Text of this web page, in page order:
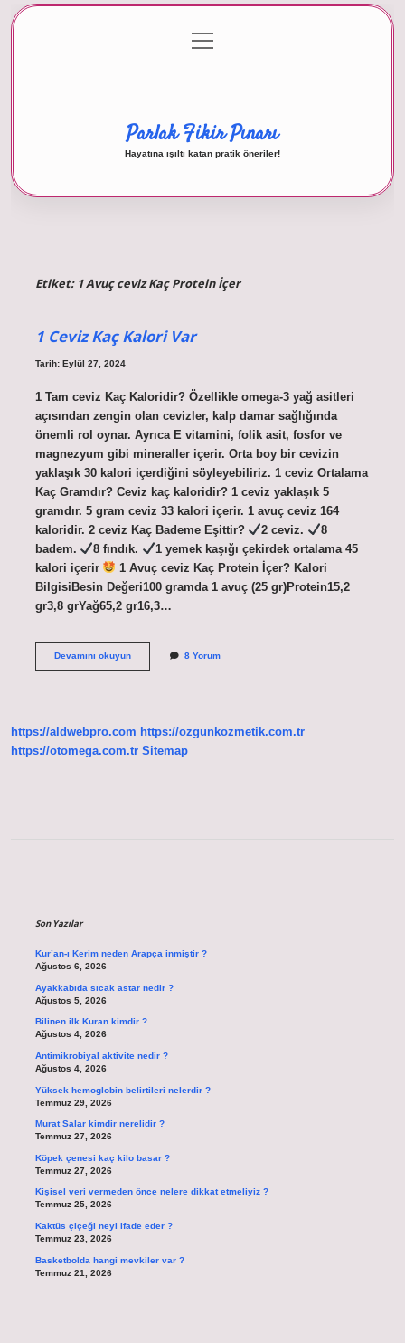
Gizlilik Politikası
menüyü
aç
Parlak Fikir Pınarı
Hayatına ışıltı katan pratik öneriler!
Etiket: 1 Avuç ceviz Kaç Protein İçer
1 Ceviz Kaç Kalori Var
Tarih: Eylül 27, 2024
1 Tam ceviz Kaç Kaloridir? Özellikle omega-3 yağ asitleri
açısından zengin olan cevizler, kalp damar sağlığında
önemli rol oynar. Ayrıca E vitamini, folik asit, fosfor ve
magnezyum gibi mineraller içerir. Orta boy bir cevizin
yaklaşık 30 kalori içerdiğini söyleyebiliriz. 1 ceviz Ortalama
Kaç Gramdır? Ceviz kaç kaloridir? 1 ceviz yaklaşık 5
gramdır. 5 gram ceviz 33 kalori içerir. 1 avuç ceviz 164
kaloridir. 2 ceviz Kaç Bademe Eşittir?
2 ceviz.
8
badem.
8 fındık.
1 yemek kaşığı çekirdek ortalama 45
kalori içerir
1 Avuç ceviz Kaç Protein İçer? Kalori
BilgisiBesin Değeri100 gramda 1 avuç (25 gr)Protein15,2
gr3,8 grYağ65,2 gr16,3…
Devamını okuyun1
8 Yorum
https://aldwebpro.com https://ozgunkozmetik.com.tr
https://otomega.com.tr Sitemap
Son Yazılar
Kur’an-ı Kerim neden Arapça inmiştir ?
Ağustos 6, 2026
Ayakkabıda sıcak astar nedir ?
Ağustos 5, 2026
Bilinen ilk Kuran kimdir ?
Ağustos 4, 2026
Antimikrobiyal aktivite nedir ?
Ağustos 4, 2026
Yüksek hemoglobin belirtileri nelerdir ?
Temmuz 29, 2026
Murat Salar kimdir nerelidir ?
Temmuz 27, 2026
Köpek çenesi kaç kilo basar ?
Temmuz 27, 2026
Kişisel veri vermeden önce nelere dikkat etmeliyiz ?
Temmuz 25, 2026
Kaktüs çiçeği neyi ifade eder ?
Temmuz 23, 2026
Basketbolda hangi mevkiler var ?
Temmuz 21, 2026